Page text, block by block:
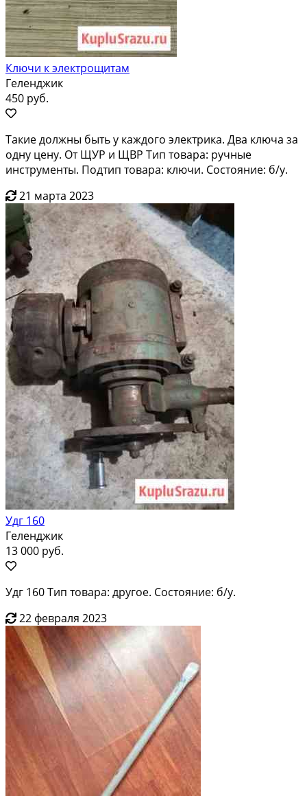
Ключи к электрощитам
Геленджик
450 руб.
Такие должны быть у каждого электрика. Два ключа за
одну цену. От ЩУР и ЩВР Тип товара: ручные
инструменты. Подтип товара: ключи. Состояние: б/у.
21 марта 2023
Удг 160
Геленджик
13 000 руб.
Удг 160 Тип товара: другое. Состояние: б/у.
22 февраля 2023